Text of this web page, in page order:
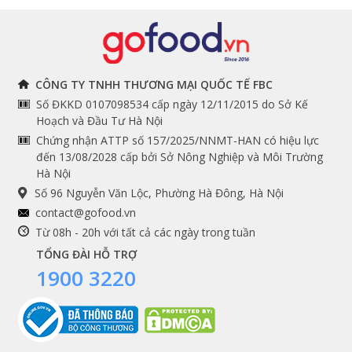
Thưởng thức khoai tây nghiền cùng Beefsteak
Bảo quản khoai tây nghiền như thế
nào là chuẩn?
Tuyển dụng
THÔNG TIN
Chính sách và quy định
chung
Hướng dẫn đặt hàng
Cam kết chất lượng
THEO DÕI NGAY
Facebook
Instagram
Youtube
Tiktok
Shopee
DỊCH VỤ
Premium services
CÔNG TY TNHH THƯƠNG MẠI QUỐC TẾ FBC
Số ĐKKD 0107098534 cấp ngày 12/11/2015 do Sở Kế
Hoạch và Đầu Tư Hà Nội
Chứng nhận ATTP số 157/2025/NNMT-HAN có hiệu lực
đến 13/08/2028 cấp bởi Sở Nông Nghiệp và Môi Trường
Hà Nội
Số 96 Nguyễn Văn Lộc, Phường Hà Đông, Hà Nội
contact@gofood.vn
Từ 08h - 20h với tất cả các ngày trong tuần
TỔNG ĐÀI HỖ TRỢ
1900 3220